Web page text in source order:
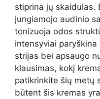
stiprina jų skaidulas.
jungiamojo audinio
tonizuoja odos
intensyviai
strijas bei apsaugo
klausimas, kokį
patikrinkite šių metų
būtent šis kremas